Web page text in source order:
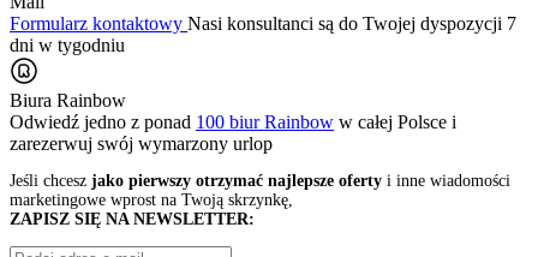
Formularz kontaktowy Nasi konsultanci są do Twojej dyspozycji 7
dni w tygodniu
Biura Rainbow
Odwiedź jedno z ponad 100 biur Rainbow w całej Polsce i
zarezerwuj swój wymarzony urlop
Jeśli chcesz jako pierwszy otrzymać najlepsze oferty i inne wiadomości
marketingowe wprost na Twoją skrzynkę,
ZAPISZ SIĘ NA NEWSLETTER: